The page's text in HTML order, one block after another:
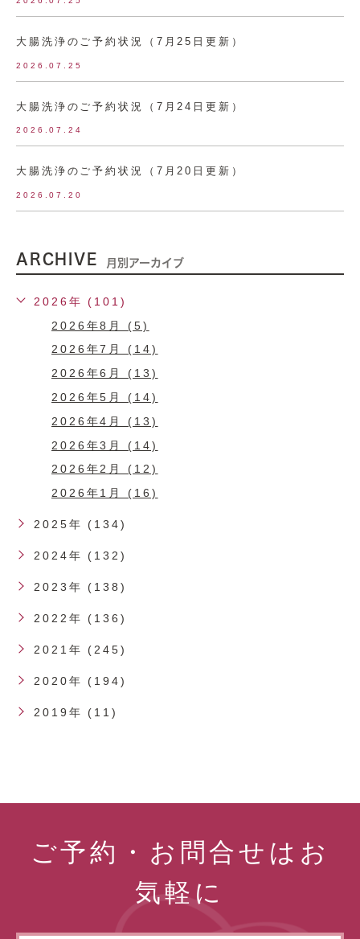
大腸洗浄のご予約状況（7月25日更新）
2026.07.25
大腸洗浄のご予約状況（7月24日更新）
2026.07.24
大腸洗浄のご予約状況（7月20日更新）
2026.07.20
ARCHIVE 月別アーカイブ
2026年 (101)
2026年8月 (5)
2026年7月 (14)
2026年6月 (13)
2026年5月 (14)
2026年4月 (13)
2026年3月 (14)
2026年2月 (12)
2026年1月 (16)
2025年 (134)
2024年 (132)
2023年 (138)
2022年 (136)
2021年 (245)
2020年 (194)
2019年 (11)
ご予約・お問合せはお
気軽に